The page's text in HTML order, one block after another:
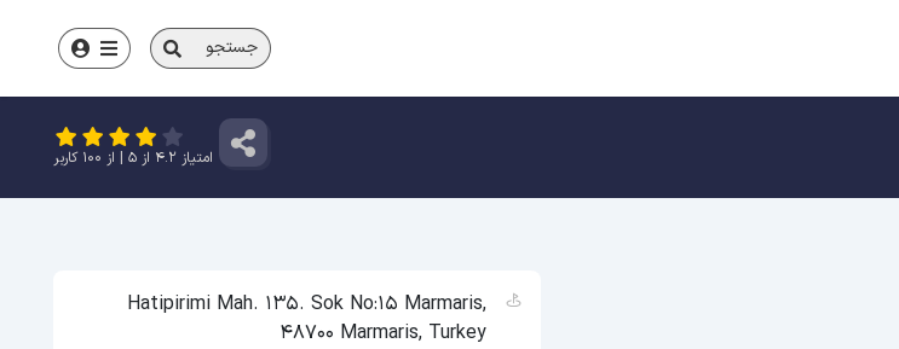
جستجو
امتیاز 4.2 از 5 | از 100 کاربر
Hatipirimi Mah. 135. Sok No:15 Marmaris,
48700 Marmaris, Turkey